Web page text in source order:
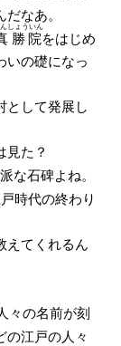
なあ。
勝院
しょういん
をはじめ
いの礎になっ
として発展し
見た？
な石碑よね。
時代の終わり
えてくれるん
々の名前が刻
の江戸の人々